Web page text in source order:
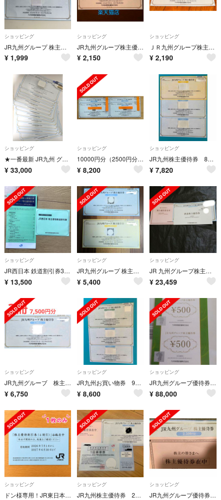
ショッピング
JR九州グループ 株主優待券 2500円分
¥ 1,999
ショッピング
JR九州グループ株主優待券2500円分
¥ 2,150
ショッピング
ＪＲ九州グループ株主優待券 2500円分 1枚 匿名配送
¥ 2,190
ショッピング
★一番最新 JR九州 グループ株主優待券 35000円分(2500円×14枚)★株主優待
¥ 33,000
ショッピング
10000円分（2500円分×4枚）JR九州グループ株主優待券
¥ 8,200
ショッピング
JR九州株主優待券 8500円
¥ 7,820
ショッピング
JR西日本 鉄道割引券3枚 株主優待鉄道割引券セット JR 優待 5割引
¥ 13,500
ショッピング
JR九州グループ 株主優待券 6000円分
¥ 5,400
ショッピング
JR 九州グループ株主優待券2500円1枚、5枚綴1式合計1+5=6枚送ります。
¥ 23,459
ショッピング
JR九州グルーブ 株主優待
¥ 6,750
ショッピング
JR九州お買い物券 9500円分
¥ 8,600
ショッピング
JR九州グループ優待券10万円88％88000円（アカメニック様専用）
¥ 88,000
ショッピング
ドン様専用！JR東日本 株主優待割引券(4割引) 1枚
ショッピング
JR九州株主優待券 2027年6月30日まで
ショッピング
JR九州グループ優待券 1枚 2500円分